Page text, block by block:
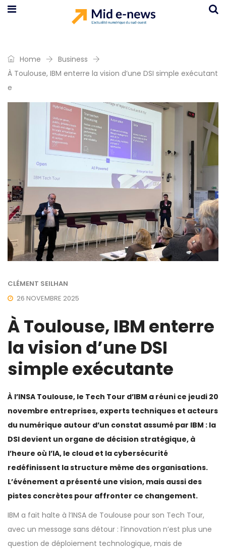
Home
Business
À Toulouse, IBM enterre la vision d’une DSI simple exécutant
e
CLÉMENT SEILHAN
26 NOVEMBRE 2025
À Toulouse, IBM enterre
la vision d’une DSI
simple exécutante
À l’INSA Toulouse, le Tech Tour d’IBM a réuni ce jeudi 20
novembre entreprises, experts techniques et acteurs
du numérique autour d’un constat assumé par IBM : la
DSI devient un organe de décision stratégique, à
l’heure où l’IA, le cloud et la cybersécurité
redéfinissent la structure même des organisations.
L’événement a présenté une vision, mais aussi des
pistes concrètes pour affronter ce changement.
IBM a fait halte à l’INSA de Toulouse pour son Tech Tour,
avec un message sans détour : l’innovation n’est plus une
question de déploiement technologique, mais de